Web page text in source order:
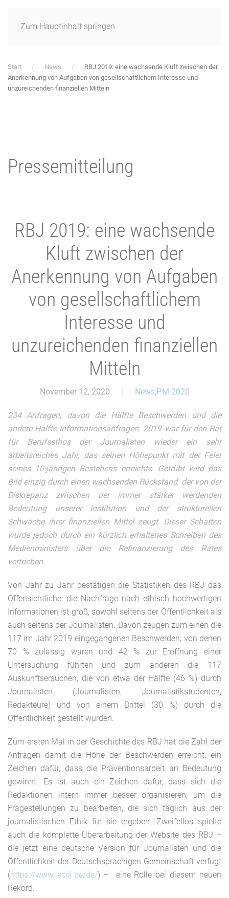
Zum Hauptinhalt springen
Start News
RBJ 2019: eine wachsende Kluft zwischen der
Anerkennung von Aufgaben von gesellschaftlichem Interesse und
unzureichenden finanziellen Mitteln
Pressemitteilung
RBJ 2019: eine wachsende
Kluft zwischen der
Anerkennung von Aufgaben
von gesellschaftlichem
Interesse und
unzureichenden finanziellen
Mitteln
November 12, 2020 News,P.M 2020
234 Anfragen, davon die Hälfte Beschwerden und die
andere Hälfte Informationsanfragen. 2019 war für den Rat
für Berufsethos der Journalisten wieder ein sehr
arbeitsreiches Jahr, das seinen Höhepunkt mit der Feier
seines 10-jährigen Bestehens erreichte. Getrübt wird das
Bild einzig durch einen wachsenden Rückstand, der von der
Diskrepanz zwischen der immer stärker werdenden
Bedeutung unserer Institution und der strukturellen
Schwäche ihrer finanziellen Mittel zeugt. Dieser Schatten
wurde jedoch durch ein kürzlich erhaltenes Schreiben des
Medienministers über die Refinanzierung des Rates
vertrieben.
Von Jahr zu Jahr bestätigen die Statistiken des RBJ das
Offensichtliche: die Nachfrage nach ethisch hochwertigen
Informationen ist groß, sowohl seitens der Öffentlichkeit als
auch seitens der Journalisten. Davon zeugen zum einen die
117 im Jahr 2019 eingegangenen Beschwerden, von denen
70 % zulässig waren und 42 % zur Eröffnung einer
Untersuchung führten und zum anderen die 117
Auskunftsersuchen, die von etwa der Hälfte (46 %) durch
Journalisten (Journalisten, Journalistikstudenten,
Redakteure) und von einem Drittel (30 %) durch die
Öffentlichkeit gestellt wurden.
Zum ersten Mal in der Geschichte des RBJ hat die Zahl der
Anfragen damit die Höhe der Beschwerden erreicht, ein
Zeichen dafür, dass die Präventionsarbeit an Bedeutung
gewinnt. Es ist auch ein Zeichen dafür, dass sich die
Redaktionen intern immer besser organisieren, um die
Fragestellungen zu bearbeiten, die sich täglich aus der
journalistischen Ethik für sie ergeben. Zweifellos spielte
auch die komplette Überarbeitung der Website des RBJ –
die jetzt eine deutsche Version für Journalisten und die
Öffentlichkeit der Deutschsprachigen Gemeinschaft verfügt
(https://www.lecdj.be/de/) – eine Rolle bei diesem neuen
Rekord.